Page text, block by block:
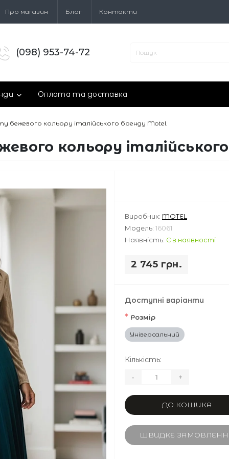
Про магазин Блог Контакти
(098) 953-74-72
Оплата та доставка
бежевого кольору італійського бренду Motel
кольору
Виробник: MOTEL
Модель: 16061
Наявність: Є в наявності
2 745 грн.
Доступні варіанти
* Розмір
Універсальний
Кількість:
- +
ДО КОШИКА
ШВИДКЕ